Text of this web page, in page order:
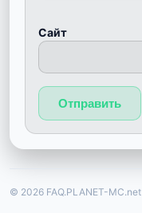
Сайт
© 2026 FAQ.PLANET-MC.net